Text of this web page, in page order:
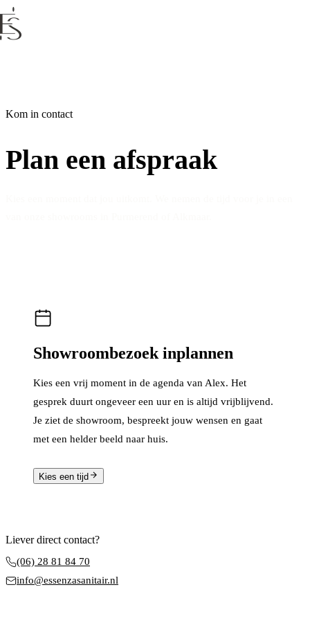
Kom in contact
Plan een afspraak
Showroombezoek inplannen
Kies een vrij moment in de agenda van Alex. Het
gesprek duurt ongeveer een uur en is altijd vrijblijvend.
Je ziet de showroom, bespreekt jouw wensen en gaat
met een helder beeld naar huis.
Kies een tijd
Liever direct contact?
(06) 28 81 84 70
info@essenzasanitair.nl